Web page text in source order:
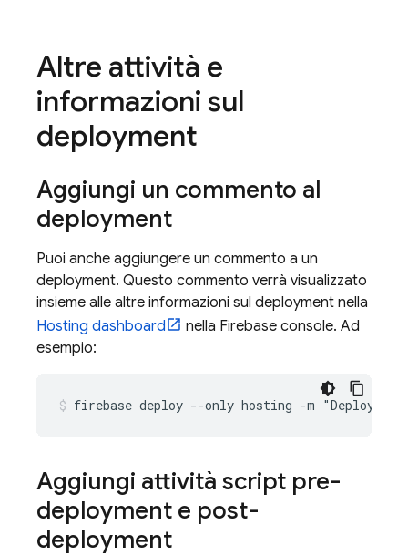
Altre attività e
informazioni sul
deployment
Aggiungi un commento al
deployment
Puoi anche aggiungere un commento a un
deployment. Questo commento verrà visualizzato
insieme alle altre informazioni sul deployment nella
Hosting dashboard nella Firebase console. Ad
esempio:
firebase deploy --only hosting -m "Deploying
Aggiungi attività script pre-
deployment e post-
deployment